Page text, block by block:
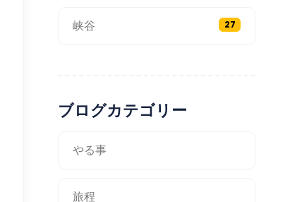
峡谷 27
ブログカテゴリー
やる事
旅程